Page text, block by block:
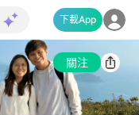
下載App
關注